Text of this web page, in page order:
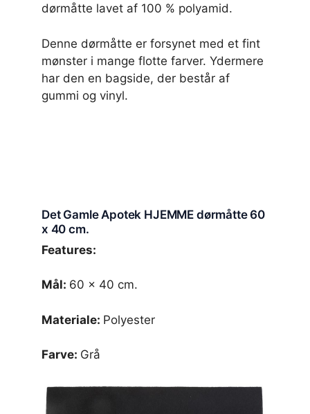
dørmåtte lavet af 100 % polyamid.
Denne dørmåtte er forsynet med et fint
mønster i mange flotte farver. Ydermere
har den en bagside, der består af
gummi og vinyl.
Det Gamle Apotek HJEMME dørmåtte 60
x 40 cm.
Features:
Mål: 60 x 40 cm.
Materiale: Polyester
Farve: Grå